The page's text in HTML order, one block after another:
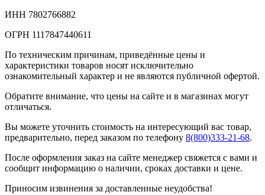
ИНН 7802766882
ОГРН 1117847440611
По техническим причинам, приведённые цены и
характеристики товаров носят исключительно
ознакомительный характер и не являются публичной офертой.
Обратите внимание, что цены на сайте и в магазинах могут
отличаться.
Вы можете уточнить стоимость на интересующий вас товар,
предварительно, перед заказом по телефону 8(800)333-21-68.
После оформления заказ на сайте менеджер свяжется с вами и
сообщит информацию о наличии, сроках доставки и цене.
Приносим извинения за доставленные неудобства!